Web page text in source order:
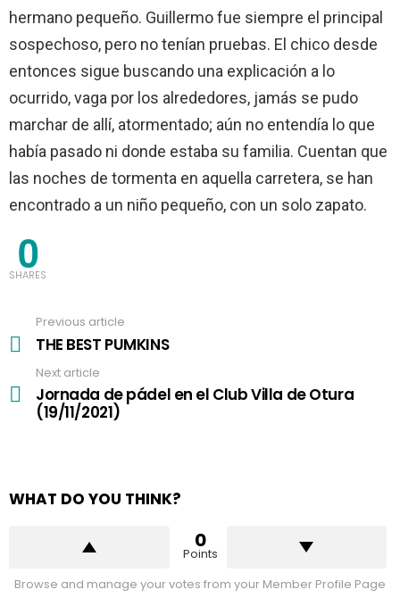
hermano pequeño. Guillermo fue siempre el principal
sospechoso, pero no tenían pruebas. El chico desde
entonces sigue buscando una explicación a lo
ocurrido, vaga por los alrededores, jamás se pudo
marchar de allí, atormentado; aún no entendía lo que
había pasado ni donde estaba su familia. Cuentan que
las noches de tormenta en aquella carretera, se han
encontrado a un niño pequeño, con un solo zapato.
0
SHARES
more
Previous article
THE BEST PUMKINS
Next article
Jornada de pádel en el Club Villa de Otura
(19/11/2021)
WHAT DO YOU THINK?
0
Points
Browse and manage your votes from your Member Profile Page